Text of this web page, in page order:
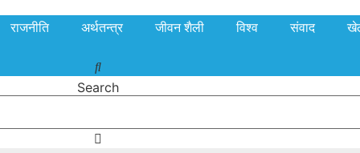
राजनीति अर्थतन्त्र जीवन शैली विश्व संवाद
Search